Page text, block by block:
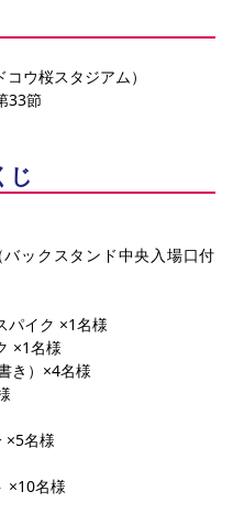
セレッソフットサルパーク長居
HANASAKA STADIUM
ツクラブ
ウ桜スタジアム）
33節
じ
バックスタンド中央入場口付
パイク ×1名様
×1名様
き）×4名様
×5名様
×10名様